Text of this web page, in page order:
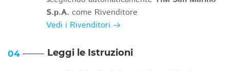
S.p.A. come Rivenditore
Vedi i Rivenditori
04 Leggi le Istruzioni